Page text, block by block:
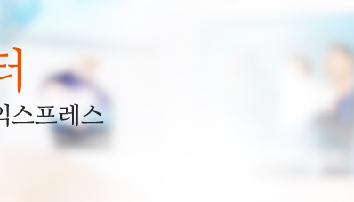
홈버틀러 크리닝(입주청소)
홈버틀러 탈취살균 서비스
홈버틀러 매트리스 서비스
홈버틀러 가사지원 서비스
고객의소리
내이사 진행상태